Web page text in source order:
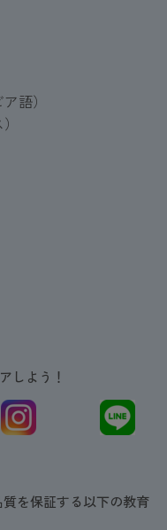
語）
しよう！
を保証する以下の教育